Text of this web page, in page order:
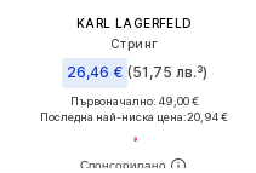
KARL LAGERFELD
Стринг
26,46 € (51,75 лв.³)
Първоначално: 49,00 €
Последна най-ниска цена:20,94 €